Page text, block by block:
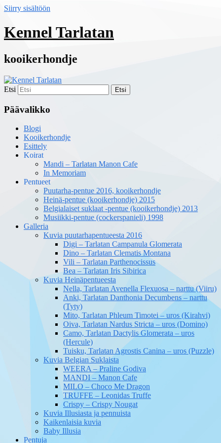
Siirry sisältöön
Kennel Tarlatan
kooikerhondje
Etsi
Päävalikko
Blogi
Kooikerhondje
Esittely
Koirat
Mandi – Tarlatan Manon Cafe
In Memoriam
Pentueet
Puutarha-pentue 2016, kooikerhondje
Heinä-pentue (kooikerhondje) 2015
Belgialaiset suklaat -pentue (kooikerhondje) 2013
Musiikki-pentue (cockerspanieli) 1998
Galleria
Kuvia puutarhapentueesta 2016
Digi – Tarlatan Campanula Glomerata
Dino – Tarlatan Clematis Montana
Vili – Tarlatan Parthenocissus
Bea – Tarlatan Iris Sibirica
Kuvia Heinäpentueesta
Nella, Tarlatan Avenella Flexuosa – narttu (Viiru)
Anki, Tarlatan Danthonia Decumbens – narttu
(Tyty)
Mito, Tarlatan Phleum Timotei – uros (Kirahvi)
Oiva, Tarlatan Nardus Stricta – uros (Domino)
Camo, Tarlatan Dactylis Glomerata – uros
(Hercule)
Tuisku, Tarlatan Agrostis Canina – uros (Puzzle)
Kuvia Belgian Suklaista
WEERA – Praline Godiva
MANDI – Manon Cafe
MILO – Choco Me Dragon
TRUFFE – Leonidas Truffe
Crispy – Crispy Nougat
Kuvia Illusiasta ja pennuista
Kaikenlaisia kuvia
Baby Illusia
Pentuja